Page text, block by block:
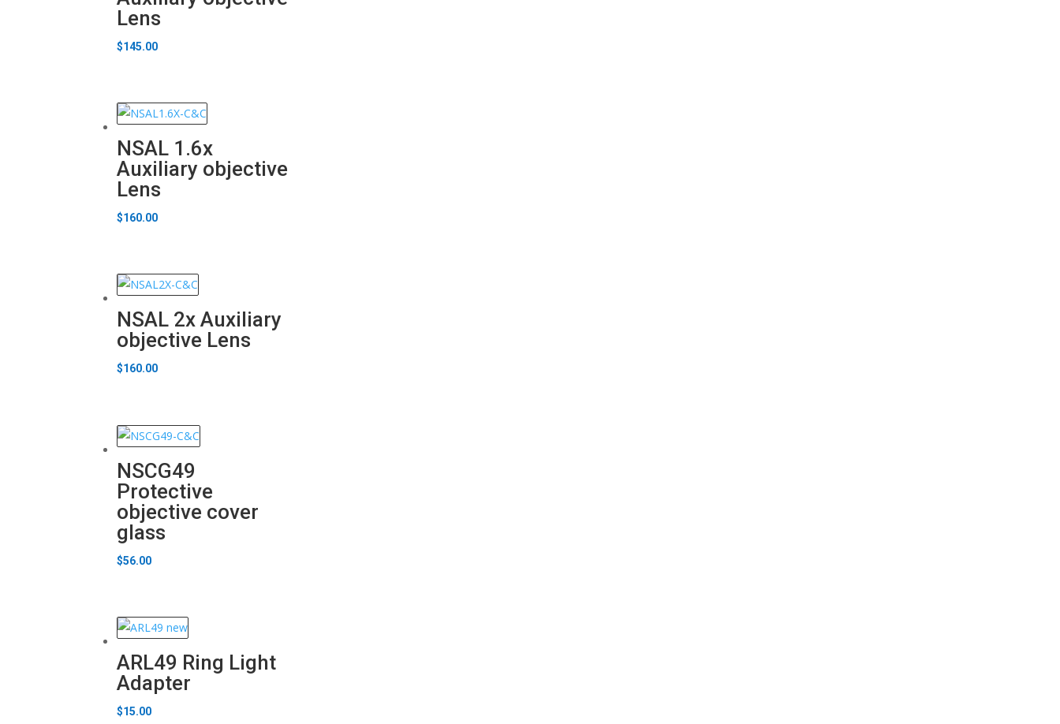
Lens
$145.00
NSAL 1.6x
Auxiliary objective
Lens
$160.00
NSAL 2x Auxiliary
objective Lens
$160.00
NSCG49
Protective
objective cover
glass
$56.00
ARL49 Ring Light
Adapter
$15.00